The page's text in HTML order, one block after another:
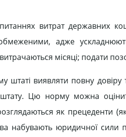
витрат державних
адже
місяці; подати
штаті виявляти повну
Цю норму можна
як прецеденти
набувають юридичної сили